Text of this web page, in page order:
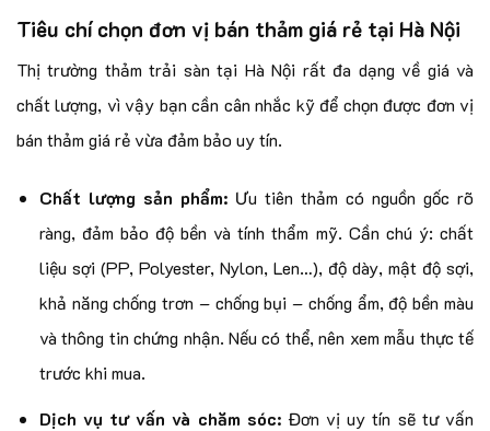
Tiêu chí chọn đơn vị bán thảm giá rẻ tại Hà Nội
Thị trường thảm trải sàn tại Hà Nội rất đa dạng về giá và
chất lượng, vì vậy bạn cần cân nhắc kỹ để chọn được đơn vị
bán thảm giá rẻ vừa đảm bảo uy tín.
Chất lượng sản phẩm: Ưu tiên thảm có nguồn gốc rõ
ràng, đảm bảo độ bền và tính thẩm mỹ. Cần chú ý: chất
liệu sợi (PP, Polyester, Nylon, Len…), độ dày, mật độ sợi,
khả năng chống trơn – chống bụi – chống ẩm, độ bền màu
và thông tin chứng nhận. Nếu có thể, nên xem mẫu thực tế
trước khi mua.
Dịch vụ tư vấn và chăm sóc: Đơn vị uy tín sẽ tư vấn